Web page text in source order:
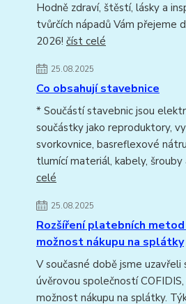
Hodně zdraví, štěstí, lásky a
tvůrčích nápadů Vám přejeme
2026! číst celé
25.08.2025
Co obsahují stavebnice
* Součástí stavebnic jsou
součástky jako reproduktory,
svorkovnice, basreflexové
tlumící materiál, kabely, šrouby
celé
25.08.2025
Rozšíření platebních
možnost nákupu na splátky
V současné době jsme uzavřeli
úvěrovou společností
možnost nákupu na splátky.